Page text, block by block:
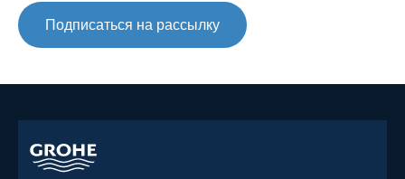
Подписаться на рассылку